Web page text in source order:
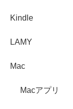
Kindle
LAMY
Mac
Macアプリ